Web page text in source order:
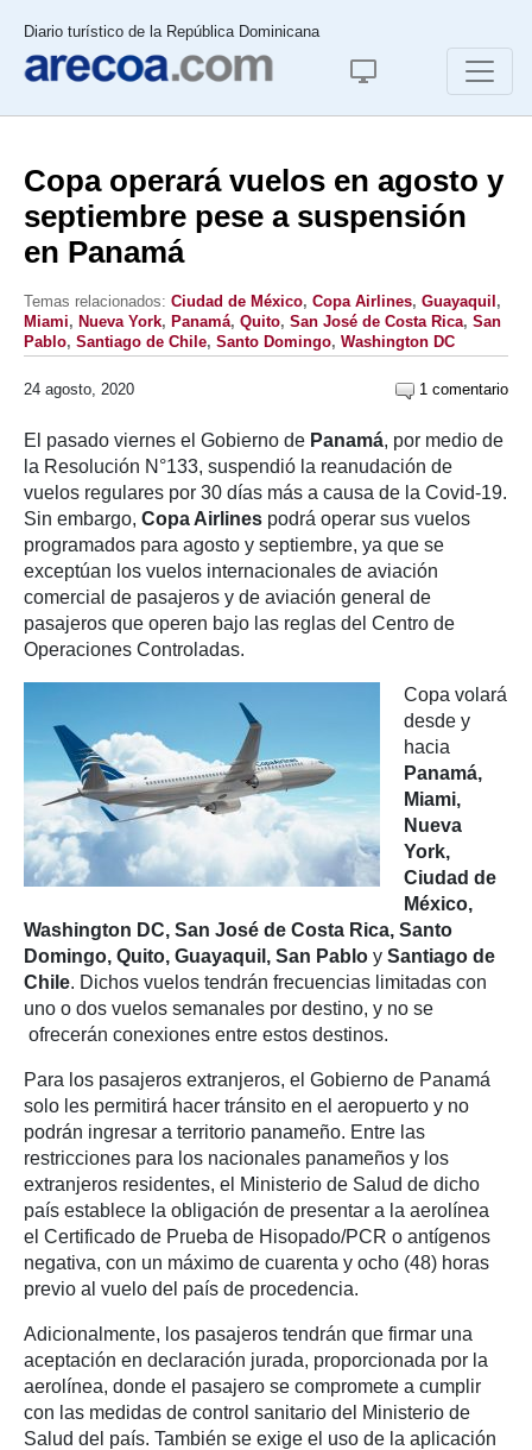
Diario turístico de la República Dominicana
Copa operará vuelos en agosto y
septiembre pese a suspensión
en Panamá
Temas relacionados: Ciudad de México, Copa Airlines, Guayaquil ,
Miami, Nueva York, Panamá, Quito, San José de Costa Rica, San
Pablo, Santiago de Chile, Santo Domingo, Washington DC
24 agosto, 2020 1 comentario
El pasado viernes el Gobierno de Panamá, por medio de
la Resolución N°133, suspendió la reanudación de
vuelos regulares por 30 días más a causa de la Covid-19.
Sin embargo, Copa Airlines podrá operar sus vuelos
programados para agosto y septiembre, ya que se
exceptúan los vuelos internacionales de aviación
comercial de pasajeros y de aviación general de
pasajeros que operen bajo las reglas del Centro de
Operaciones Controladas.
Copa volará
desde y
hacia
Panamá,
Miami,
Nueva
York,
Ciudad de
México,
Washington DC, San José de Costa Rica, Santo
Domingo, Quito, Guayaquil, San Pablo y Santiago de
Chile. Dichos vuelos tendrán frecuencias limitadas con
uno o dos vuelos semanales por destino, y no se
ofrecerán conexiones entre estos destinos.
Para los pasajeros extranjeros, el Gobierno de Panamá
solo les permitirá hacer tránsito en el aeropuerto y no
podrán ingresar a territorio panameño. Entre las
restricciones para los nacionales panameños y los
extranjeros residentes, el Ministerio de Salud de dicho
país establece la obligación de presentar a la aerolínea
el Certificado de Prueba de Hisopado/PCR o antígenos
negativa, con un máximo de cuarenta y ocho (48) horas
previo al vuelo del país de procedencia.
Adicionalmente, los pasajeros tendrán que firmar una
aceptación en declaración jurada, proporcionada por la
aerolínea, donde el pasajero se compromete a cumplir
con las medidas de control sanitario del Ministerio de
Salud del país. También se exige el uso de la aplicación